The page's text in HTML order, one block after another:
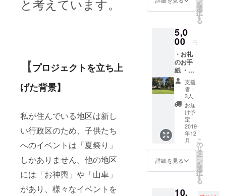
と考えています。
【プロジェクトを立ち上
げた背景】
私が住んでいる地区は新し
い行政区のため、子供たち
へのイベントは「夏祭り」
しかありません。他の地区
には「お神輿」や「山車」
があり、様々なイベントを
ベント
時の写
封させ
て頂き
ます。
※支援
時、必
ず備考
欄にご
希望の
お名前
をご記
入くだ
さい。
を
選
択
す
る
5,0
00 円
・お礼
のお手
紙 ・イ
ベント
時の写
真 ・子
供たち
からの
お礼の
寄せ書
き 誠心
誠意を
持って
お礼の
お手紙
をお送
て頂き
支援
者：
3人
お届
け予
定：
2019
年12
月
詳細を見る
こ
の
リ
タ
ー
ン
を
選
択
す
る
10,